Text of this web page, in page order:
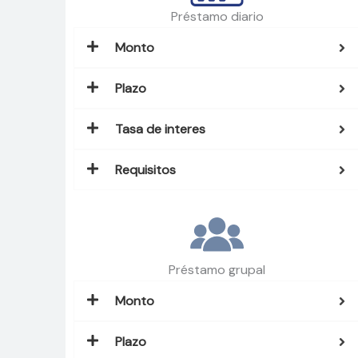
Préstamo diario
Monto
Plazo
Tasa de interes
Requisitos
Préstamo grupal
Monto
Plazo